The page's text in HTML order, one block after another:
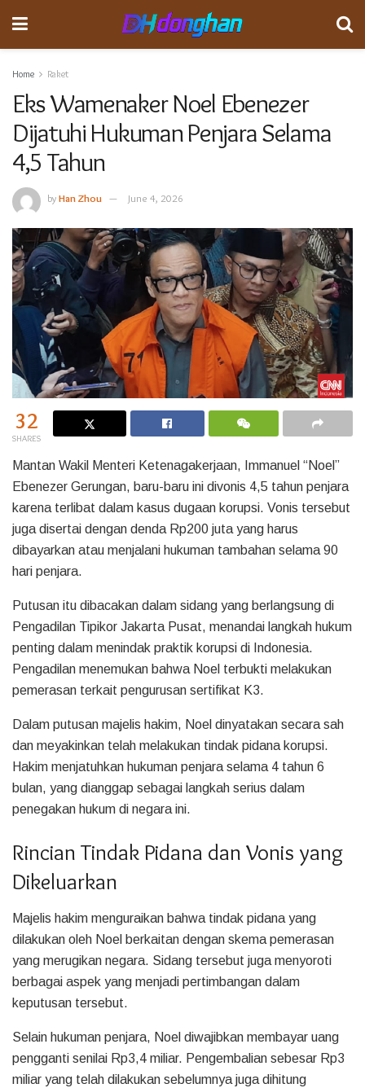
Home Raket
Eks Wamenaker Noel Ebenezer
Dijatuhi Hukuman Penjara Selama
4,5 Tahun
byHan Zhou June 4, 2026
32
SHARES
Mantan Wakil Menteri Ketenagakerjaan, Immanuel “Noel”
Ebenezer Gerungan, baru-baru ini divonis 4,5 tahun penjara
karena terlibat dalam kasus dugaan korupsi. Vonis tersebut
juga disertai dengan denda Rp200 juta yang harus
dibayarkan atau menjalani hukuman tambahan selama 90
hari penjara.
Putusan itu dibacakan dalam sidang yang berlangsung di
Pengadilan Tipikor Jakarta Pusat, menandai langkah hukum
penting dalam menindak praktik korupsi di Indonesia.
Pengadilan menemukan bahwa Noel terbukti melakukan
pemerasan terkait pengurusan sertifikat K3.
Dalam putusan majelis hakim, Noel dinyatakan secara sah
dan meyakinkan telah melakukan tindak pidana korupsi.
Hakim menjatuhkan hukuman penjara selama 4 tahun 6
bulan, yang dianggap sebagai langkah serius dalam
penegakan hukum di negara ini.
Rincian Tindak Pidana dan Vonis yang
Dikeluarkan
Majelis hakim menguraikan bahwa tindak pidana yang
dilakukan oleh Noel berkaitan dengan skema pemerasan
yang merugikan negara. Sidang tersebut juga menyoroti
berbagai aspek yang menjadi pertimbangan dalam
keputusan tersebut.
Selain hukuman penjara, Noel diwajibkan membayar uang
pengganti senilai Rp3,4 miliar. Pengembalian sebesar Rp3
miliar yang telah dilakukan sebelumnya juga dihitung